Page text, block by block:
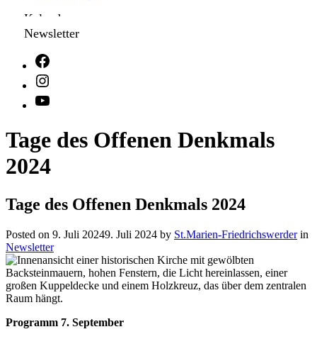
Kalender
Newsletter
Tage des Offenen Denkmals
2024
Tage des Offenen Denkmals 2024
Posted on 9. Juli 20249. Juli 2024 by St.Marien-Friedrichswerderin
Newsletter
Programm 7. September